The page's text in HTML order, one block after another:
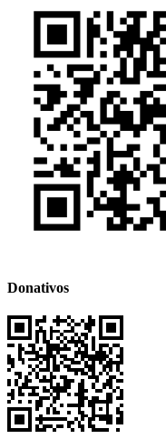
Donativos